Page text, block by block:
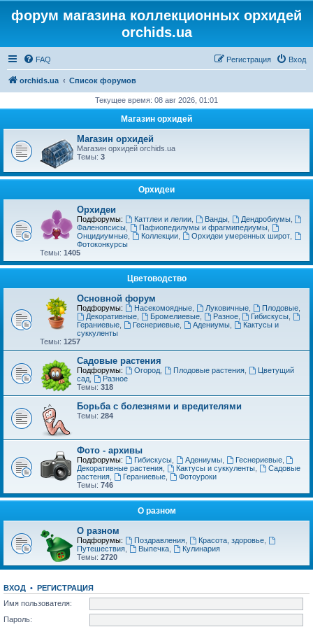
форум магазина коллекционных орхидей
orchids.ua
FAQ Вход
Регистрация
orchids.ua Список форумов
Текущее время: 08 авг 2026, 01:01
Магазин орхидей
Магазин орхидей
Магазин орхидей orchids.ua
Темы: 3
Орхидеи
Орхидеи
Подфорумы: Каттлеи и лелии, Ванды, Дендробиумы,
Фаленопсисы
Пафиопедилумы и фрагмипедиумы,
Онцидиумные
Коллекции, Орхидеи умеренных широт,
Фотоконкурсы
Темы: 1405
Цветоводство
Основной форум
Подфорумы: Насекомоядные, Луковичные, Плодовые,
Декоративные, Бромелиевые, Разное, Гибискусы
Гераниевые
Геснериевые, Адениумы,
Кактусы и
суккуленты
Темы: 1257
Садовые растения
Подфорумы: Огород, Плодовые растения,
Цветущий
сад
Разное
Темы: 318
Борьба с болезнями и вредителями
Темы: 284
Фото - архивы
Подфорумы: Гибискусы, Адениумы, Геснериевые,
Декоративные растения
Кактусы и суккуленты,
Садовые
растения
Гераниевые,
Фотоуроки
Темы: 746
О разном
О разном
Подфорумы: Поздравления, Красота, здоровье,
Путешествия
Выпечка,
Кулинария
Темы: 2720
ВХОД • РЕГИСТРАЦИЯ
Имя пользователя:
Пароль: